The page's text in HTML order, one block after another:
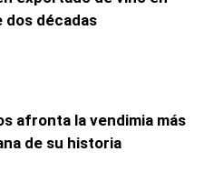
dos décadas
afronta la vendimia más
de su historia